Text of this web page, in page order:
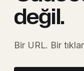
değil.
Bir URL. Bir